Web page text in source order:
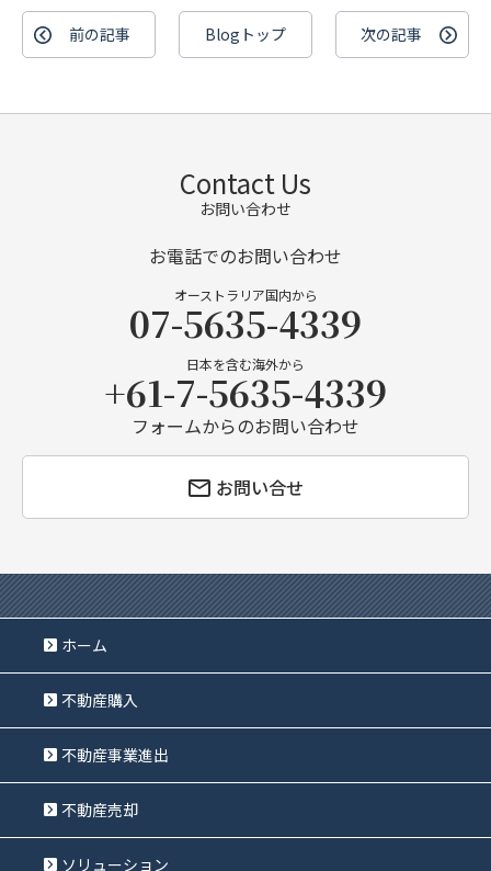
前の記事 Blogトップ 次の記事
Contact Us
お問い合わせ
お電話でのお問い合わせ
オーストラリア国内から
07-5635-4339
日本を含む海外から
+61-7-5635-4339
フォームからのお問い合わせ
お問い合せ
ホーム
不動産購入
不動産事業進出
不動産売却
ソリューション